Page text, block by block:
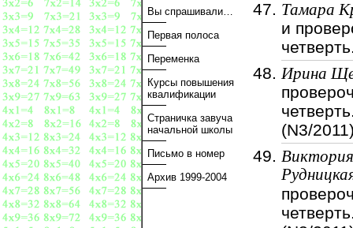
Вы спрашивали…
Первая полоса
Переменка
Курсы повышения
квалификации
Страничка завуча
начальной школы
Письмо в номер
Архив 1999-2004
Тамара
и
Ирина
(N3/
Виктория